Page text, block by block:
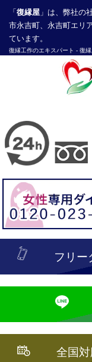
「 復縁屋 」は、弊社の
市永吉町、永吉町エリ
ています。
復縁工作のエキスパート - 復
探偵業届出登録番号30210286
フリー
全国